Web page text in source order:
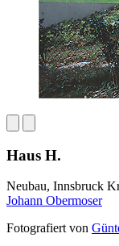
Haus H.
Neubau, Innsbruck
Johann Obermoser
Fotografiert von